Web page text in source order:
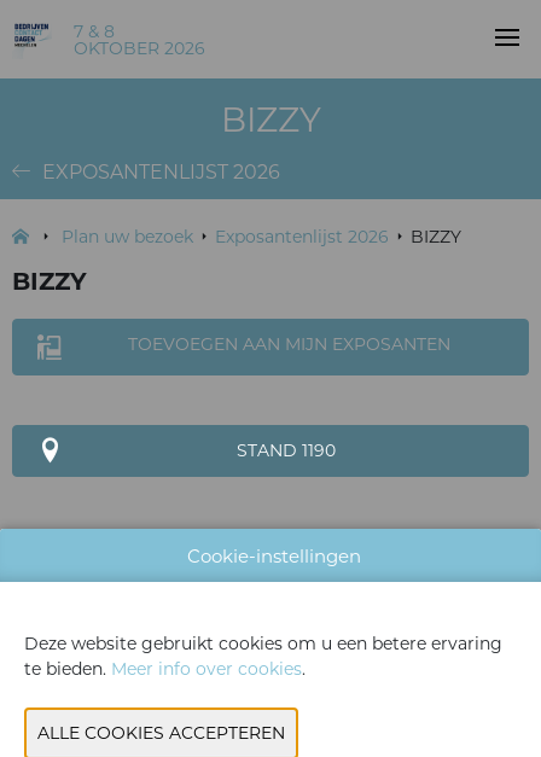
7 & 8
OKTOBER 2026
BIZZY
EXPOSANTENLIJST 2026
Plan uw bezoek Exposantenlijst 2026 BIZZY
BIZZY
TOEVOEGEN AAN MIJN EXPOSANTEN
STAND 1190
VORIGE
Cookie-instellingen
Deze website gebruikt cookies om u een betere ervaring
te bieden. Meer info over cookies.